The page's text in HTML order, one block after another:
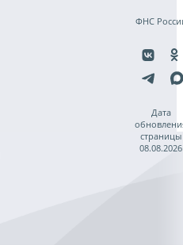
ФНС
Дата
страницы
08.08.2026